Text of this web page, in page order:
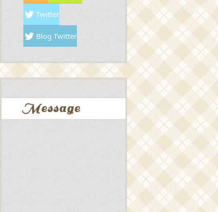
Twitter
Blog Twitter
Message